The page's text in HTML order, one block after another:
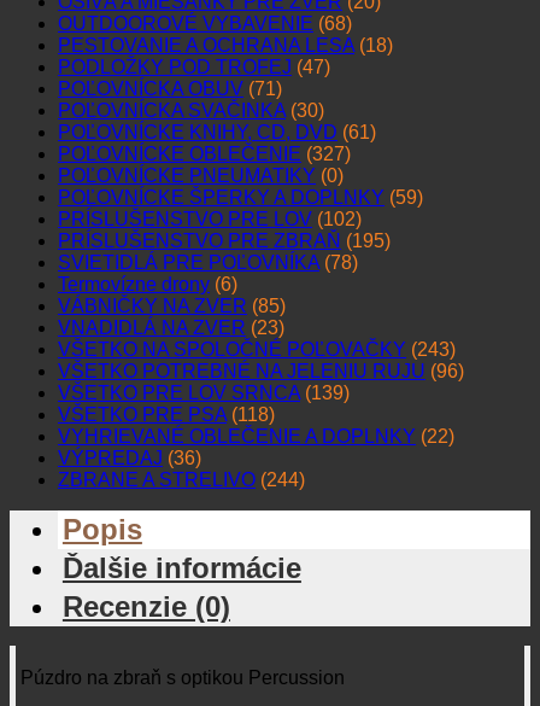
OUTDOOROVÉ VYBAVENIE (68)
PESTOVANIE A OCHRANA LESA (18)
PODLOŽKY POD TROFEJ (47)
POĽOVNÍCKA OBUV (71)
POĽOVNÍCKA SVAČINKA (30)
POĽOVNÍCKE KNIHY, CD, DVD (61)
POĽOVNÍCKE OBLEČENIE (327)
POĽOVNÍCKE PNEUMATIKY (0)
POĽOVNÍCKE ŠPERKY A DOPLNKY (59)
PRÍSLUŠENSTVO PRE LOV (102)
PRÍSLUŠENSTVO PRE ZBRAŇ (195)
SVIETIDLÁ PRE POĽOVNÍKA (78)
Termovízne drony (6)
VÁBNIČKY NA ZVER (85)
VNADIDLÁ NA ZVER (23)
VŠETKO NA SPOLOČNÉ POĽOVAČKY (243)
VŠETKO POTREBNÉ NA JELENIU RUJU (96)
VŠETKO PRE LOV SRNCA (139)
VŠETKO PRE PSA (118)
VYHRIEVANÉ OBLEČENIE A DOPLNKY (22)
VÝPREDAJ (36)
ZBRANE A STRELIVO (244)
Popis
Ďalšie informácie
Recenzie (0)
Púzdro na zbraň s optikou Percussion